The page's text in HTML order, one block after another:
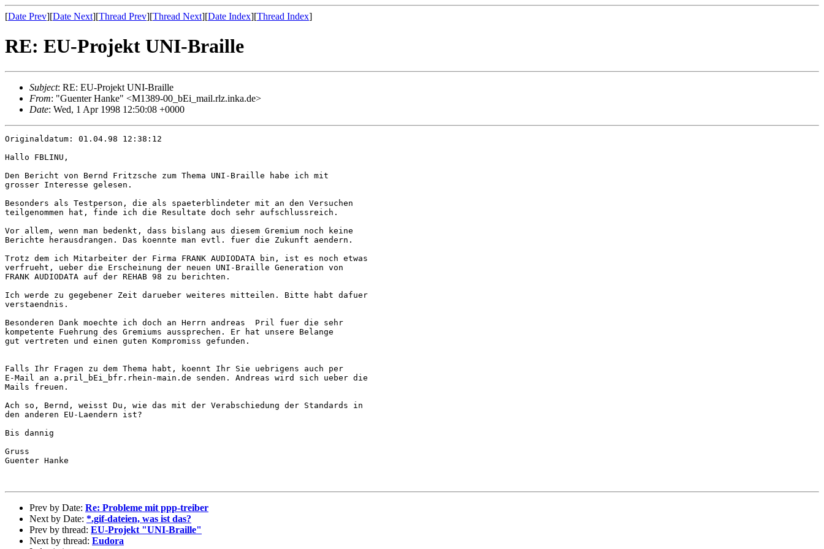
[Date Prev][Date Next][Thread Prev][Thread Next][Date Index][Thread Index]
RE: EU-Projekt UNI-Braille
Subject: RE: EU-Projekt UNI-Braille
From: "Guenter Hanke" <M1389-00_bEi_mail.rlz.inka.de>
Date: Wed, 1 Apr 1998 12:50:08 +0000
Originaldatum: 01.04.98 12:38:12
Hallo FBLINU,
Den Bericht von Bernd Fritzsche zum Thema UNI-Braille habe ich mit
grosser Interesse gelesen.
Besonders als Testperson, die als spaeterblindeter mit an den Versuchen
teilgenommen hat, finde ich die Resultate doch sehr aufschlussreich.
Vor allem, wenn man bedenkt, dass bislang aus diesem Gremium noch keine
Berichte herausdrangen. Das koennte man evtl. fuer die Zukunft aendern.
Trotz dem ich Mitarbeiter der Firma FRANK AUDIODATA bin, ist es noch etwas
verfrueht, ueber die Erscheinung der neuen UNI-Braille Generation von
FRANK AUDIODATA auf der REHAB 98 zu berichten.
Ich werde zu gegebener Zeit darueber weiteres mitteilen. Bitte habt dafuer
verstaendnis.
Besonderen Dank moechte ich doch an Herrn andreas  Pril fuer die sehr
kompetente Fuehrung des Gremiums aussprechen. Er hat unsere Belange
gut vertreten und einen guten Kompromiss gefunden.
Falls Ihr Fragen zu dem Thema habt, koennt Ihr Sie uebrigens auch per
E-Mail an a.pril_bEi_bfr.rhein-main.de senden. Andreas wird sich ueber die
Mails freuen.
Ach so, Bernd, weisst Du, wie das mit der Verabschiedung der Standards in
den anderen EU-Laendern ist?
Bis dannig
Gruss
Guenter Hanke
Prev by Date: Re: Probleme mit ppp-treiber
Next by Date: *.gif-dateien, was ist das?
Prev by thread: EU-Projekt "UNI-Braille"
Next by thread: Eudora